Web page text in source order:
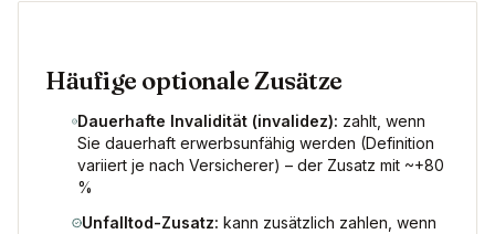
Häufige optionale Zusätze
Dauerhafte Invalidität (invalidez): zahlt, wenn
Sie dauerhaft erwerbsunfähig werden (Definition
variiert je nach Versicherer) – der Zusatz mit ~+80
%
Unfalltod-Zusatz: kann zusätzlich zahlen, wenn